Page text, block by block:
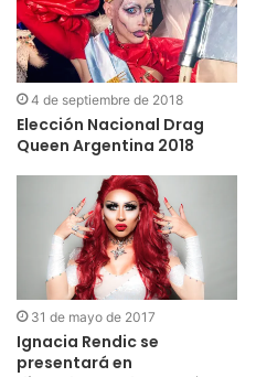
4 de septiembre de 2018
Elección Nacional Drag
Queen Argentina 2018
31 de mayo de 2017
Ignacia Rendic se
presentará en